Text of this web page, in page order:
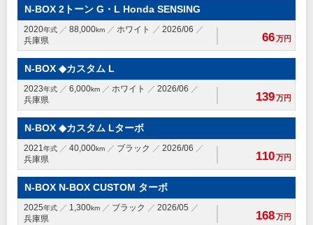
N-BOX 2トーン G・L Honda SENSING
2020年式 88,000km ホワイト
2026/06
兵庫県
66万円
N-BOX ◆カスタム L
2023年式 6,000km ホワイト
2026/06
兵庫県
139万円
N-BOX ◆カスタム Lターボ
2021年式 40,000km ブラック
2026/06
兵庫県
110万円
N-BOX N-BOX CUSTOM ターボ
2025年式 1,300km ブラック
2026/05
兵庫県
168万円